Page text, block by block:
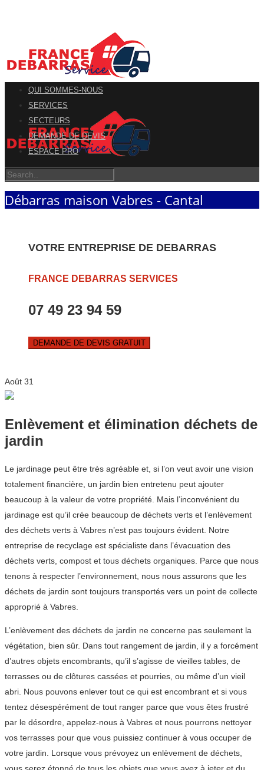
QUI SOMMES-NOUS
SERVICES
SECTEURS
DEMANDE DE DEVIS
ESPACE PRO
Débarras maison Vabres - Cantal
VOTRE ENTREPRISE DE DEBARRAS
FRANCE DEBARRAS SERVICES
07 49 23 94 59
DEMANDE DE DEVIS GRATUIT
Août 31
Enlèvement et élimination déchets de
jardin
Le jardinage peut être très agréable et, si l’on veut avoir une vision
totalement financière, un jardin bien entretenu peut ajouter
beaucoup à la valeur de votre propriété. Mais l’inconvénient du
jardinage est qu’il crée beaucoup de déchets verts et l’enlèvement
des déchets verts à Vabres n’est pas toujours évident. Notre
entreprise de recyclage est spécialiste dans l’évacuation des
déchets verts, compost et tous déchets organiques. Parce que nous
tenons à respecter l’environnement, nous nous assurons que les
déchets de jardin sont toujours transportés vers un point de collecte
approprié à Vabres.
L’enlèvement des déchets de jardin ne concerne pas seulement la
végétation, bien sûr. Dans tout rangement de jardin, il y a forcément
d’autres objets encombrants, qu’il s’agisse de vieilles tables, de
terrasses ou de clôtures cassées et pourries, ou même d’un vieil
abri. Nous pouvons enlever tout ce qui est encombrant et si vous
tentez désespérément de tout ranger parce que vous êtes frustré
par le désordre, appelez-nous à Vabres et nous pourrons nettoyer
vos terrasses pour que vous puissiez continuer à vous occuper de
votre jardin. Lorsque vous prévoyez un enlèvement de déchets,